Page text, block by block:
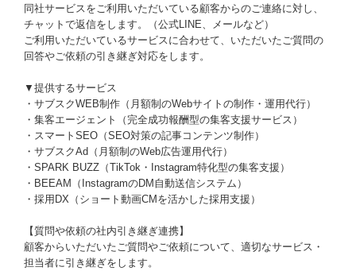
同社サービスをご利用いただいている顧客からのご連絡に対し、
チャットで返信をします。（公式LINE、メールなど）
ご利用いただいているサービスに合わせて、いただいたご質問の
回答やご依頼の引き継ぎ対応をします。
▼提供するサービス
・サブスクWEB制作（月額制のWebサイトの制作・運用代行）
・集客エージェント（完全成功報酬型の集客支援サービス）
・スマートSEO（SEO対策の記事コンテンツ制作）
・サブスクAd（月額制のWeb広告運用代行）
・SPARK BUZZ（TikTok・Instagram特化型の集客支援）
・BEEAM（InstagramのDM自動送信システム）
・採用DX（ショート動画CMを活かした採用支援）
【質問や依頼の社内引き継ぎ連携】
顧客からいただいたご質問やご依頼について、適切なサービス・
担当者に引き継ぎをします。